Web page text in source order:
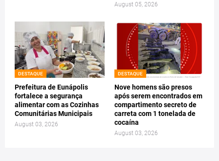
August 05, 2026
DESTAQUE
Prefeitura de Eunápolis
fortalece a segurança
alimentar com as Cozinhas
Comunitárias Municipais
August 03, 2026
DESTAQUE
Nove homens são presos
após serem encontrados em
compartimento secreto de
carreta com 1 tonelada de
cocaína
August 03, 2026